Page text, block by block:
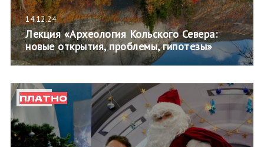
14.12.24
Лекция «Археология Кольского Севера:
новые открытия, проблемы, гипотезы»
ПЛАТНО